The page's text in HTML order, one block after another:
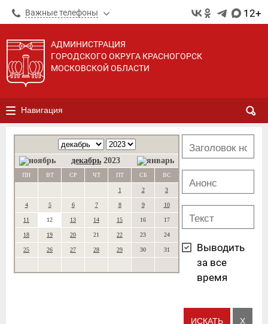
Важные телефоны 12+
АДМИНИСТРАЦИЯ
ГОРОДСКОГО ОКРУГА КРАСНОГОРСК
МОСКОВСКОЙ ОБЛАСТИ
Навигация
декабрь 2023
ПН ВТ СР ЧТ ПТ СБ ВС
1 2 3
4 5 6 7 8 9 10
11 12 13 14 15 16 17
18 19 20 21 22 23 24
25 26 27 28 29 30 31
Выводить
за все
время